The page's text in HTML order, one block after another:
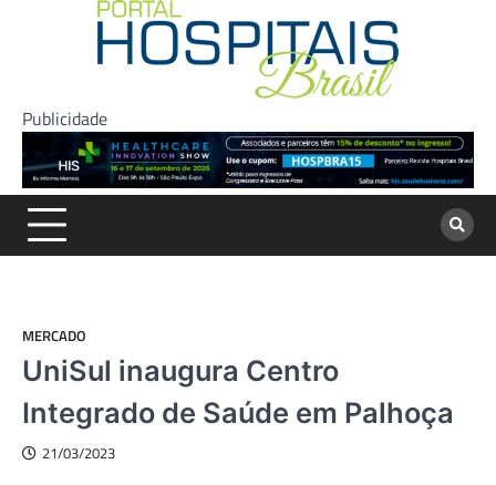
Publicidade
MERCADO
UniSul inaugura Centro
Integrado de Saúde em Palhoça
21/03/2023